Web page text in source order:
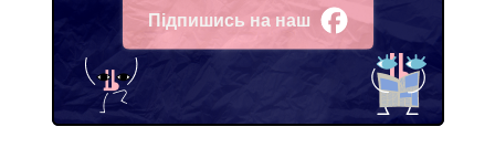
Підпишись на наш
Facebook